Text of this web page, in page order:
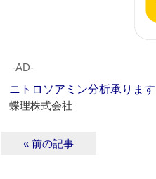
‐AD‐
ニトロソアミン分析承りま
蝶理株式会社
« 前の記事